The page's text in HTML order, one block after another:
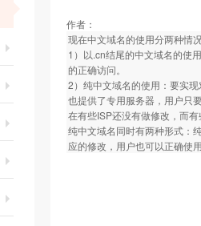
作者：
现在中文域名的使用分两种情
1）以.cn结尾的中文域名的使
的正确访问。
2）纯中文域名的使用：要实
也提供了专用服务器，用户只
在有些ISP还没有做修改，而
纯中文域名同时有两种形式：
应的修改，用户也可以正确使